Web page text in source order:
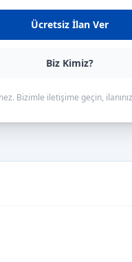
Ücretsiz İlan Ver
Biz Kimiz?
Bizimle iletişime geçin,